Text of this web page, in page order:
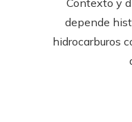
Contexto y
depende
hidrocarburos